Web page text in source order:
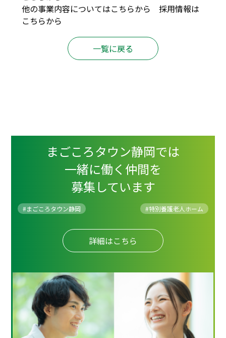
他の事業内容についてはこちらから 採用情報は
こちらから
一覧に戻る
まごころタウン静岡では
一緒に働く仲間を
募集しています
#まごころタウン静岡 #特別養護老人ホーム
詳細はこちら